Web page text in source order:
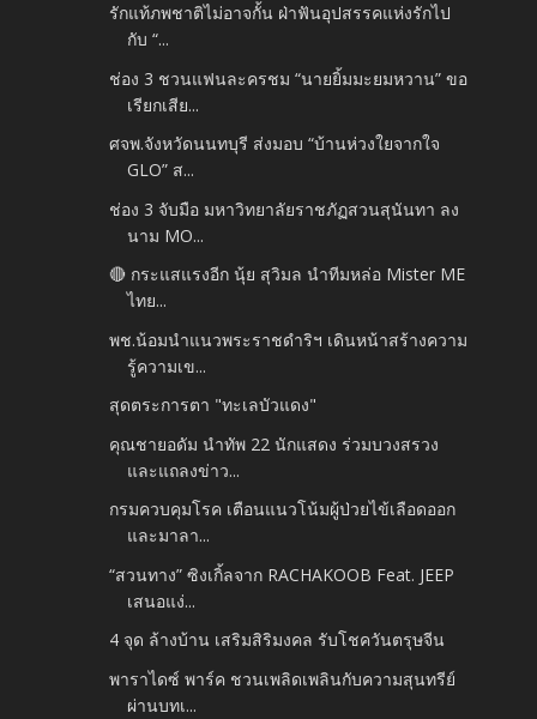
รักแท้ภพชาติไม่อาจกั้น ฝ่าฟันอุปสรรคแห่งรักไป
กับ “...
ช่อง 3 ชวนแฟนละครชม “นายยิ้มมะยมหวาน” ขอ
เรียกเสีย...
ศจพ.จังหวัดนนทบุรี ส่งมอบ “บ้านห่วงใยจากใจ
GLO” ส...
ช่อง 3 จับมือ มหาวิทยาลัยราชภัฏสวนสุนันทา ลง
นาม MO...
🔴 กระแสแรงอีก นุ้ย สุวิมล นำทีมหล่อ Mister ME
ไทย...
พช.น้อมนำแนวพระราชดำริฯ เดินหน้าสร้างความ
รู้ความเข...
สุดตระการตา "ทะเลบัวแดง"
คุณชายอดัม นำทัพ 22 นักแสดง ร่วมบวงสรวง
และแถลงข่าว...
กรมควบคุมโรค เตือนแนวโน้มผู้ป่วยไข้เลือดออก
และมาลา...
“สวนทาง” ซิงเกิ้ลจาก RACHAKOOB Feat. JEEP
เสนอแง่...
4 จุด ล้างบ้าน เสริมสิริมงคล รับโชควันตรุษจีน
พาราไดซ์ พาร์ค ชวนเพลิดเพลินกับความสุนทรีย์
ผ่านบทเ...